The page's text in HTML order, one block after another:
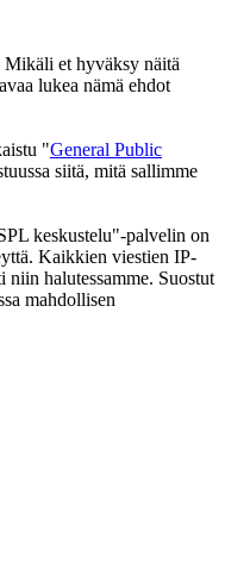
et hyväksy näitä
lukea nämä ehdot
"General Public
siitä, mitä sallimme
keskustelu"-palvelin on
Kaikkien viestien IP-
niin halutessamme. Suostut
mahdollisen